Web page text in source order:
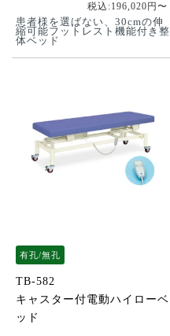
税込:196,020円〜
患者様を選ばない、30cmの伸
縮可能フットレスト機能付き整
体ベッド
有孔/無孔
TB-582
キャスター付電動ハイローベ
ッド